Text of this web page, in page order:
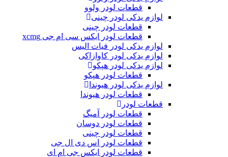
قطعات لودر ولوو
لوازم یدکی لودر چینی
قطعات لودر چینی
قطعات لودر ایکس سی ام جی xcmg
لوازم یدکی لودر فیات الیس
لوازم یدکی لودر کاوازاکی
لوازم یدکی لودر هپکو
قطعات لودر هپکو
لوازم یدکی لودر هیوندا
قطعات لودر هیوندا
قطعات لودر
قطعات لودر آمیگ
قطعات لودر دوسان
قطعات لودر چینی
قطعات لودر اس دی ال جی
قطعات لودر ایکس جی ام ای